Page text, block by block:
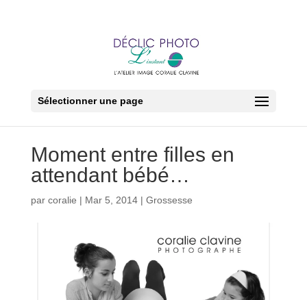
Sélectionner une page
Moment entre filles en
attendant bébé…
par coralie | Mar 5, 2014| Grossesse